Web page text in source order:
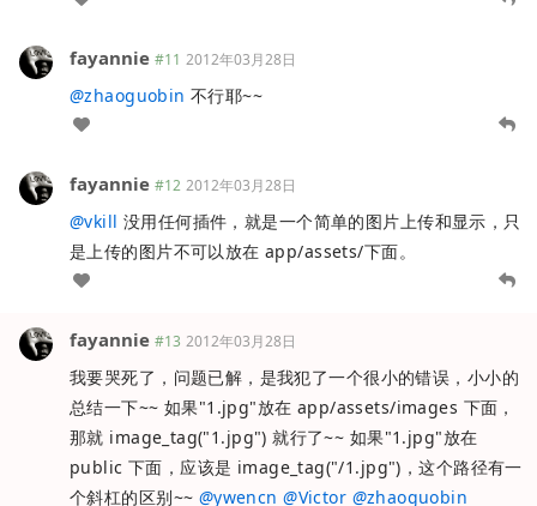
fayannie #11 2012年03月28日
@zhaoguobin 不行耶~~
fayannie #12 2012年03月28日
@vkill 没用任何插件，就是一个简单的图片上传和显示，只
是上传的图片不可以放在 app/assets/下面。
fayannie #13 2012年03月28日
我要哭死了，问题已解，是我犯了一个很小的错误，小小的
总结一下~~ 如果"1.jpg"放在 app/assets/images 下面，
那就 image_tag("1.jpg") 就行了~~ 如果"1.jpg"放在
public 下面，应该是 image_tag("/1.jpg")，这个路径有一
个斜杠的区别~~ @ywencn @Victor @zhaoguobin